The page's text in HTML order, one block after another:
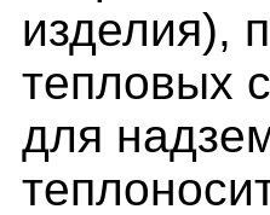
изделия),
тепловых
для